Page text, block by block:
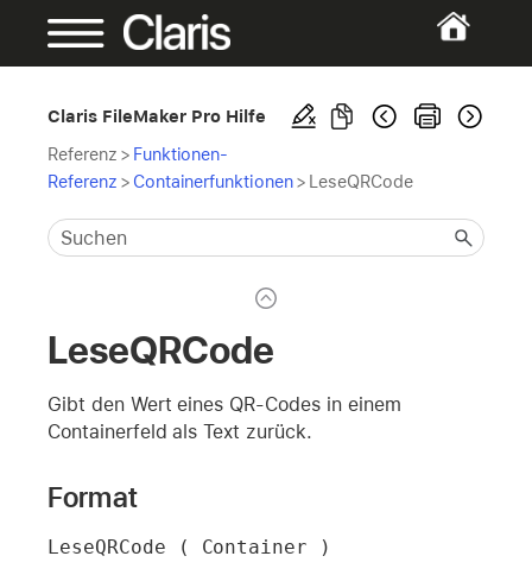
Claris FileMaker Pro Hilfe
Referenz > Funktionen-
Referenz > Containerfunktionen> LeseQRCode
LeseQRCode
Gibt den Wert eines QR-Codes in einem
Containerfeld als Text zurück.
Format
LeseQRCode ( Container )